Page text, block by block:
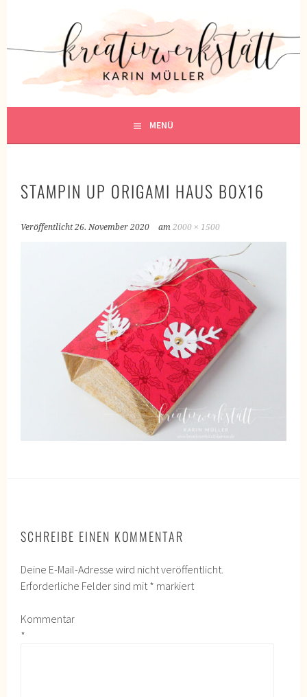
KREATIVWERKSTATT
KREATIV SEIN
MENÜ
STAMPIN UP ORIGAMI HAUS BOX16
Veröffentlicht26. November 2020 am2000 × 1500
SCHREIBE EINEN KOMMENTAR
Deine E-Mail-Adresse wird nicht veröffentlicht.
Erforderliche Felder sind mit* markiert
Kommentar
*